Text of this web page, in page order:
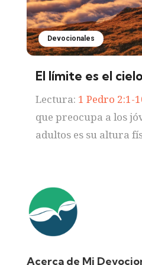
Devocionales
El límite es el cielo
Lectura: 1 Pedro 2:1-
que preocupa a los
adultos es su altura
Acerca de Mi